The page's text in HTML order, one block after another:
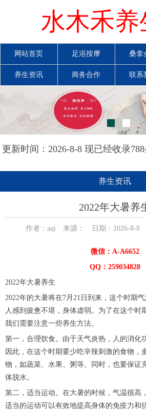
水木禾养
网站首页 足浴按摩 桑拿
养生资讯 商务合作 联系
更新时间：2026-8-8 现已经收录
养生资讯
2022年大暑养
作者：aqi 来源： 日期：2026-8-8
微信：A-A6652
QQ：259034828
2022年大暑养生
2022年的大暑将在7月21日到来，这个时期
人感到疲惫不堪，身体虚弱。为了在这个时
我们需要注意一些养生方法。
第一，合理饮食。由于天气炎热，人的消化
因此，在这个时期要少吃辛辣刺激的食物，
物，如蔬菜、水果、粥等。同时，也要保证
体脱水。
第二，适当运动。在大暑的时候，气温很高
适当的运动可以有效地提高身体的免疫力和